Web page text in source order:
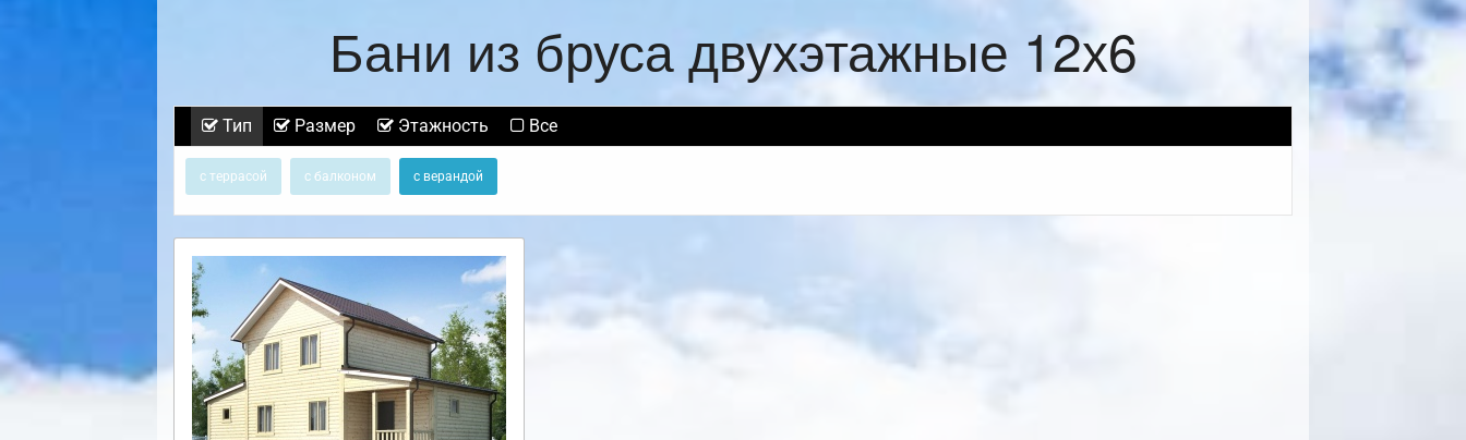
Бани из бруса двухэтажные 12х6
Тип Размер Этажность Все
с террасой с балконом с верандой